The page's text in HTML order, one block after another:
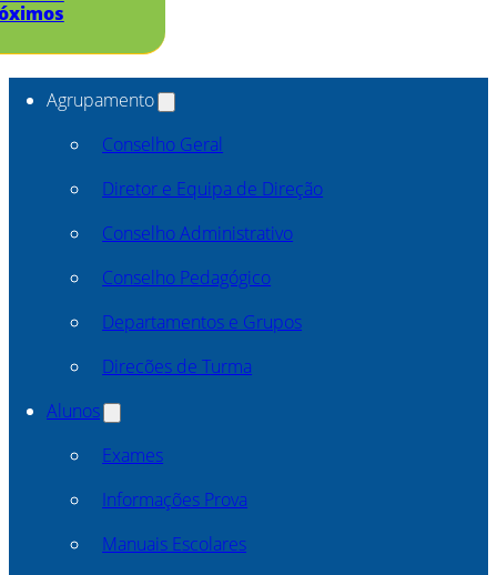
Agrupamento
Conselho Geral
Diretor e Equipa de Direção
Conselho Administrativo
Conselho Pedagógico
Departamentos e Grupos
Direcões de Turma
Alunos
Exames
Informações Prova
Manuais Escolares